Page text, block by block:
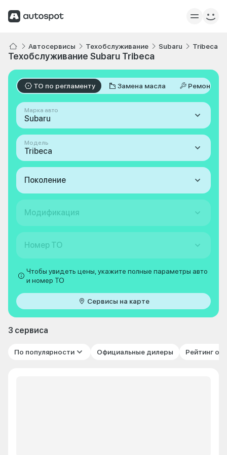
Автосервисы Техобслуживание Subaru Tribeca
Техобслуживание Subaru Tribeca
ТО по регламенту Замена масла Ремонт
Марка авто
Subaru
Модель
Tribeca
Поколение
Модификация
Номер ТО
Чтобы увидеть цены, укажите полные параметры авто
и номер ТО
Сервисы на карте
3 сервиса
По популярности Официальные дилеры Рейтинг